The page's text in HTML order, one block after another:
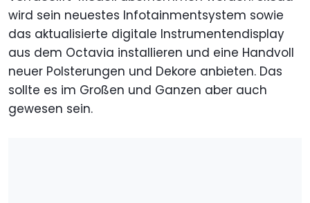
wird sein neuestes Infotainmentsystem sowie
das aktualisierte digitale Instrumentendisplay
aus dem Octavia installieren und eine Handvoll
neuer Polsterungen und Dekore anbieten. Das
sollte es im Großen und Ganzen aber auch
gewesen sein.